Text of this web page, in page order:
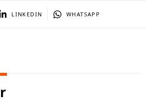
LINKEDIN WHATSAPP